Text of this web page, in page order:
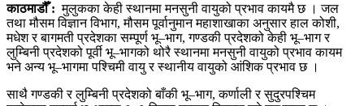
काठमाडौँ : मुलुकका केही स्थानमा मनसुनी वायुको प्रभाव कायमै छ । जल
तथा मौसम विज्ञान विभाग, मौसम पूर्वानुमान महाशाखाका अनुसार हाल कोशी,
मधेश र बागमती प्रदेशका सम्पूर्ण भू–भाग, गण्डकी प्रदेशको केही भू–भाग र
लुम्बिनी प्रदेशको पूर्वी भू–भागको थोरै स्थानमा मनसुनी वायुको प्रभाव कायम
भने अन्य भू–भागमा पश्चिमी वायु र स्थानीय वायुको आंशिक प्रभाव छ ।
साथै गण्डकी र लुम्बिनी प्रदेशको बाँकी भू–भाग, कर्णाली र सुदुरपश्चिम